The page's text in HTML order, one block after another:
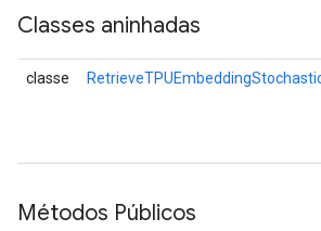
Classes aninhadas
classe
Métodos Públicos